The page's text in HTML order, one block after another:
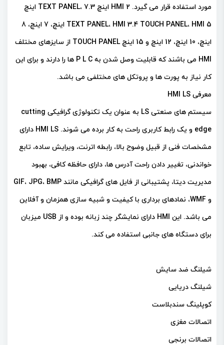
مورد استفاده قرار می گیرد. HMI 2 اینچ TEXT PANEL، 7.3 اینچ
TEXT PANEL، HMI 3.4 TOUCH PANEL، HMI 5 اینچ، 7 اینچ، 8
اینچ، 10 اینچ، 12 اینچ و 15 اینچ TOUCH PANEL از سایزهای مختلف
HMI می باشند که قابلیت وصل شدن به P L C ها را دارند و برای این
کار نیاز به پورت ها و پروتکل های مختلفی می باشد.
معرفی HMI LS
سیستم های صنعتی LS به عنوان یک تکنولوژی گرافیکی cutting
edge و یک رابط کاربری راحت به کار برده می شوند. HMI LS دارای
مشخصات فنی از قبیل وضوح بالا، رابطه اترنت، ویرایش ساده، تابع
خواندنی، تغییر دادن راحت آدرس ها، دارای حافظه کافی، بهبود
مدیریت دیتا، پشتیبانی از فایل های گرافیکی مانند GIF، JPG، BMP
و WMF، نمادهای برداری با کیفیت و شبیه سازی همزمان و آفلاین
می باشد. این HMI دارای نمایشگر چند زبانه بوده و از USB میزبان
برای دستگاه های جانبی استفاده می کند.
شیلنگ ضد سایش
شیلنگ دریایی
کوپلینگ سندبلاست
اتصالات مغزی
اتصالات برنجی